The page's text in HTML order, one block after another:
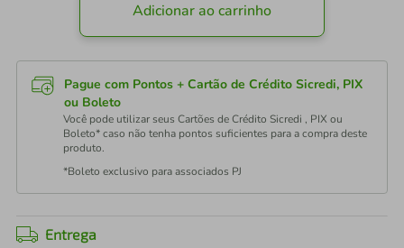
Adicionar ao carrinho
Pague com Pontos + Cartão de Crédito Sicredi, PIX
ou Boleto
Você pode utilizar seus Cartões de Crédito Sicredi , PIX ou
Boleto* caso não tenha pontos suficientes para a compra deste
produto.
*Boleto exclusivo para associados PJ
Entrega